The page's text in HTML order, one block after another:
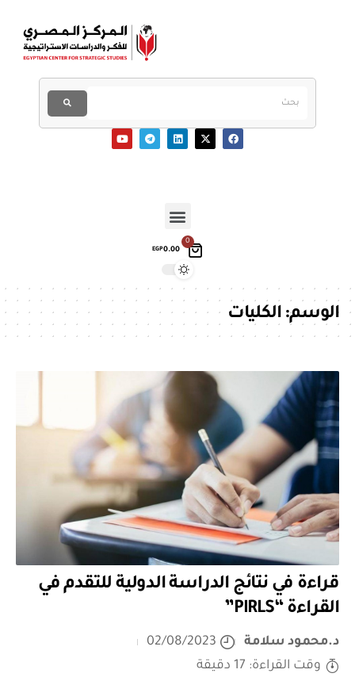
0
EGP0.00
الوسم:الكليات
قراءة في نتائج الدراسة الدولية للتقدم في
القراءة “PIRLS”
د.محمود سلامة
02/08/2023
وقت القراءة: 17 دقيقة